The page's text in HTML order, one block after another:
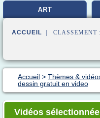
ART
ACCUEIL | CLASSEMENT :
Accueil > Thèmes &
dessin gratuit en video
Vidéos